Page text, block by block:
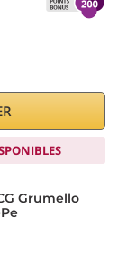
Grumello